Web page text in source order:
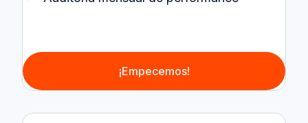
¡Empecemos!